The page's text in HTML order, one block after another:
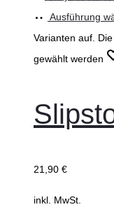
Ausführung
Varianten auf.
gewählt werden
21,90 €
inkl. MwSt.